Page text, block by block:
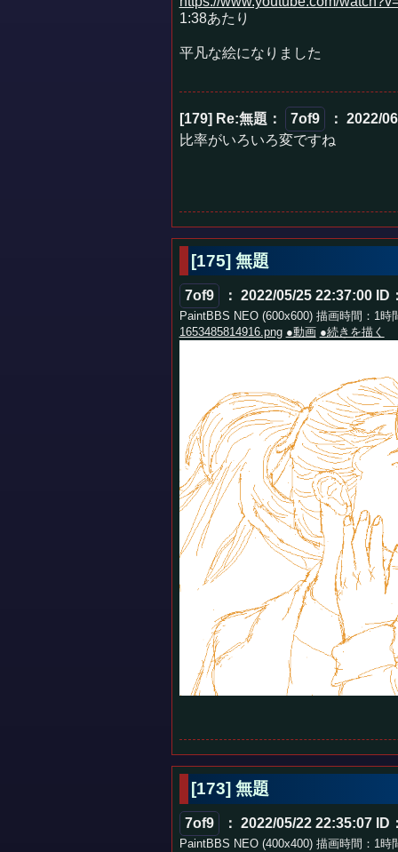
1:38あたり
平凡な絵になりました
[179] Re:無題 ： 7of9
： 2022/
比率がいろいろ変ですね
[175] 無題
7of9 ： 2022/05/25 22:37:00
PaintBBS NEO (600x600) 描画時間：1時
1653485814916.png ●動画 ●続きを描く
[173] 無題
7of9 ： 2022/05/22 22:35:07
PaintBBS NEO (400x400) 描画時間：1時